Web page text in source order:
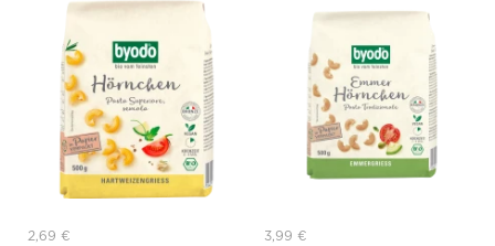
2,69 € 3,99 €